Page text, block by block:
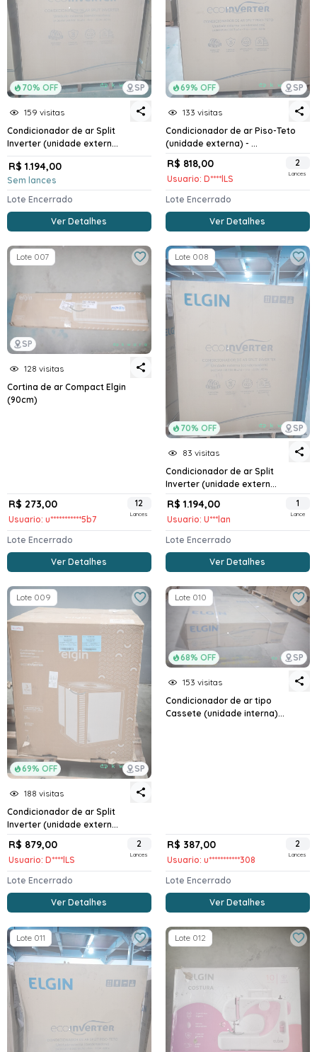
70% OFF SP
159 visitas
Condicionador de ar Split
Inverter (unidade extern...
R$ 1.194,00
Sem lances
Lote Encerrado
Ver Detalhes
69% OFF SP
133 visitas
Condicionador de ar Piso-Teto
(unidade externa) - ...
R$ 818,00
Usuario: D****lLS
2
Lances
Lote Encerrado
Ver Detalhes
SP
Lote 007
128 visitas
Cortina de ar Compact Elgin
(90cm)
R$ 273,00
Usuario: u***********5b7
12
Lances
Lote Encerrado
Ver Detalhes
70% OFF SP
Lote 008
83 visitas
Condicionador de ar Split
Inverter (unidade extern...
R$ 1.194,00
Usuario: U***lan
1
Lance
Lote Encerrado
Ver Detalhes
69% OFF SP
Lote 009
188 visitas
Condicionador de ar Split
Inverter (unidade extern...
R$ 879,00
Usuario: D****lLS
2
Lances
Lote Encerrado
Ver Detalhes
68% OFF SP
Lote 010
153 visitas
Condicionador de ar tipo
Cassete (unidade interna)...
R$ 387,00
Usuario: u***********308
2
Lances
Lote Encerrado
Ver Detalhes
Lote 011 Lote 012